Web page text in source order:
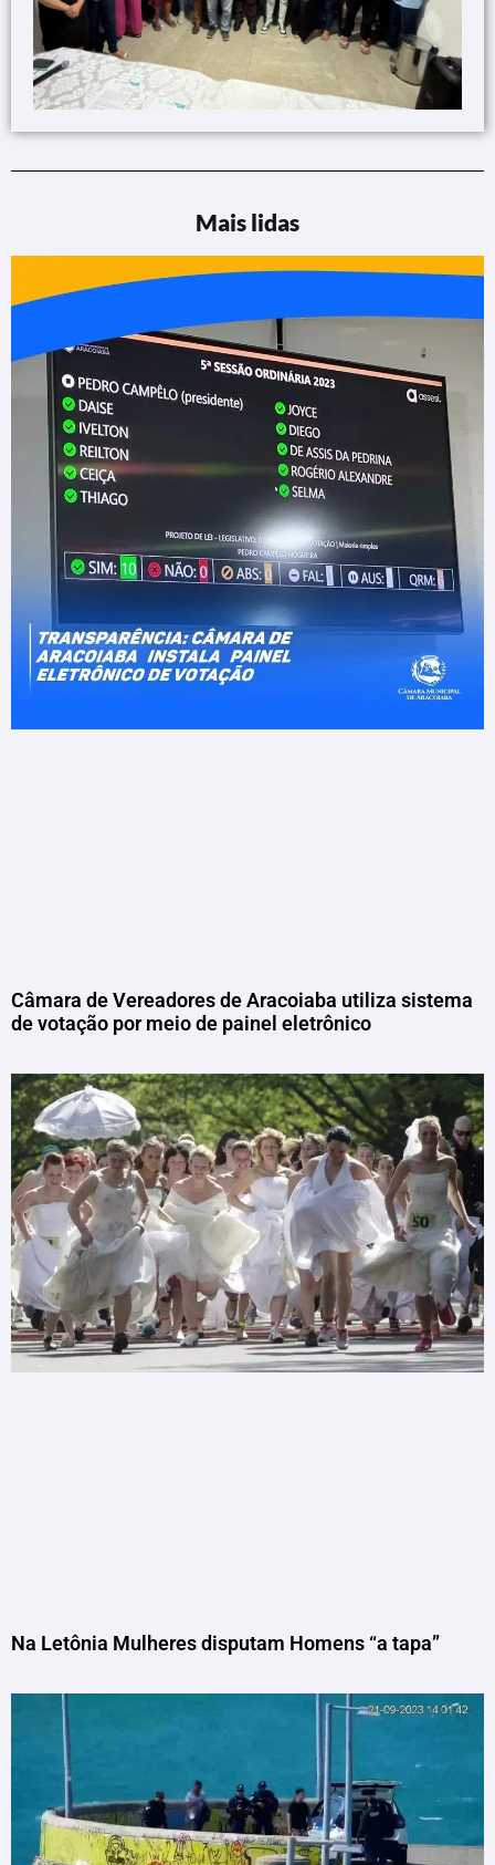
Mais lidas
Câmara de Vereadores de Aracoiaba utiliza sistema
de votação por meio de painel eletrônico
Na Letônia Mulheres disputam Homens “a tapa”